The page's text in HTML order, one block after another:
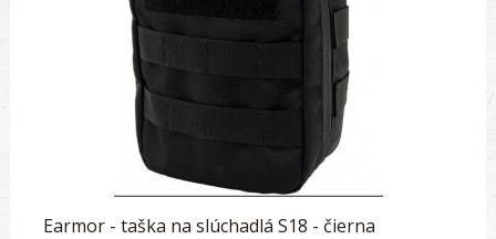
Earmor - taška na slúchadlá S18 - čierna